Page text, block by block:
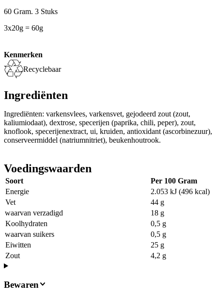
60 Gram. 3 Stuks
3x20g = 60g
Kenmerken
Recyclebaar
Ingrediënten
Ingrediënten: varkensvlees, varkensvet, gejodeerd zout (zout,
kaliumiodaat), dextrose, specerijen (paprika, chili, peper), zout,
knoflook, specerijenextract, ui, kruiden, antioxidant (ascorbinezuur),
conserveermiddel (natriumnitriet), beukenhoutrook.
Voedingswaarden
Soort
Per 100 Gram
Energie
2.053 kJ (496 kcal)
Vet
44 g
waarvan verzadigd
18 g
Koolhydraten
0,5 g
waarvan suikers
0,5 g
Eiwitten
25 g
Zout
4,2 g
Bewaren